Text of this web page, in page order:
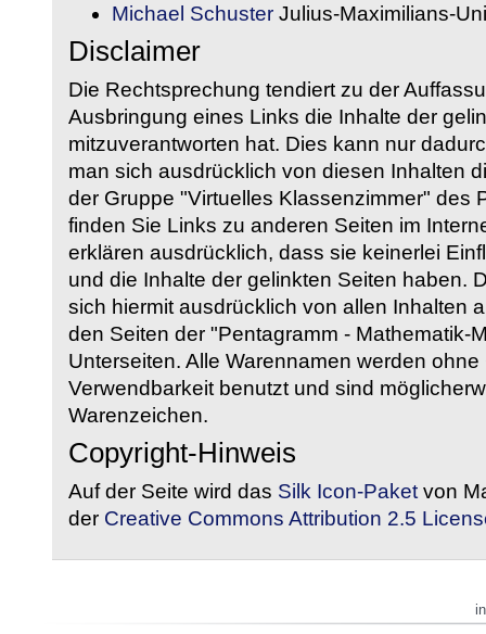
Michael Schuster Julius-Maximilians-
Disclaimer
Die Rechtsprechung tendiert zu der
Ausbringung eines Links die Inhalte der
mitzuverantworten hat. Dies kann nur
man sich ausdrücklich von diesen Inhalten
der Gruppe "Virtuelles Klassenzimmer" des
finden Sie Links zu anderen Seiten im
erklären ausdrücklich, dass sie keinerlei
und die Inhalte der gelinkten Seiten haben.
sich hiermit ausdrücklich von allen Inhalten
den Seiten der "Pentagramm - Mathematik-
Unterseiten. Alle Warennamen werden
Verwendbarkeit benutzt und sind
Warenzeichen.
Copyright-Hinweis
Auf der Seite wird das Silk Icon-Paket von
der Creative Commons Attribution 2.5